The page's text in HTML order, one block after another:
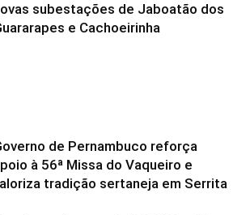
subestações de Jaboatão dos
e Cachoeirinha
de Pernambuco reforça
à 56ª Missa do Vaqueiro e
tradição sertaneja em Serrita